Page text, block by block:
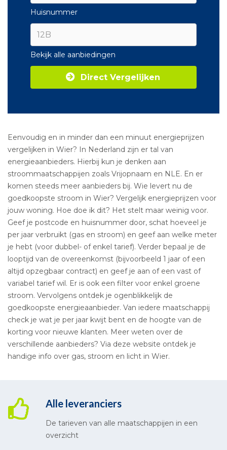
Huisnummer
Bekijk alle aanbiedingen
Direct Vergelijken
Eenvoudig en in minder dan een minuut energieprijzen
vergelijken in Wier? In Nederland zijn er tal van
energieaanbieders. Hierbij kun je denken aan
stroommaatschappijen zoals Vrijopnaam en NLE. En er
komen steeds meer aanbieders bij. Wie levert nu de
goedkoopste stroom in Wier? Vergelijk energieprijzen voor
jouw woning. Hoe doe ik dit? Het stelt maar weinig voor.
Geef je postcode en huisnummer door, schat hoeveel je
per jaar verbruikt (gas en stroom) en geef aan welke meter
je hebt (voor dubbel- of enkel tarief). Verder bepaal je de
looptijd van de overeenkomst (bijvoorbeeld 1 jaar of een
altijd opzegbaar contract) en geef je aan of een vast of
variabel tarief wil. Er is ook een filter voor enkel groene
stroom. Vervolgens ontdek je ogenblikkelijk de
goedkoopste energieaanbieder. Van iedere maatschappij
check je wat je per jaar kwijt bent en de hoogte van de
korting voor nieuwe klanten. Meer weten over de
verschillende aanbieders? Via deze website ontdek je
handige info over gas, stroom en licht in Wier.
Alle leveranciers
De tarieven van alle maatschappijen in een
overzicht